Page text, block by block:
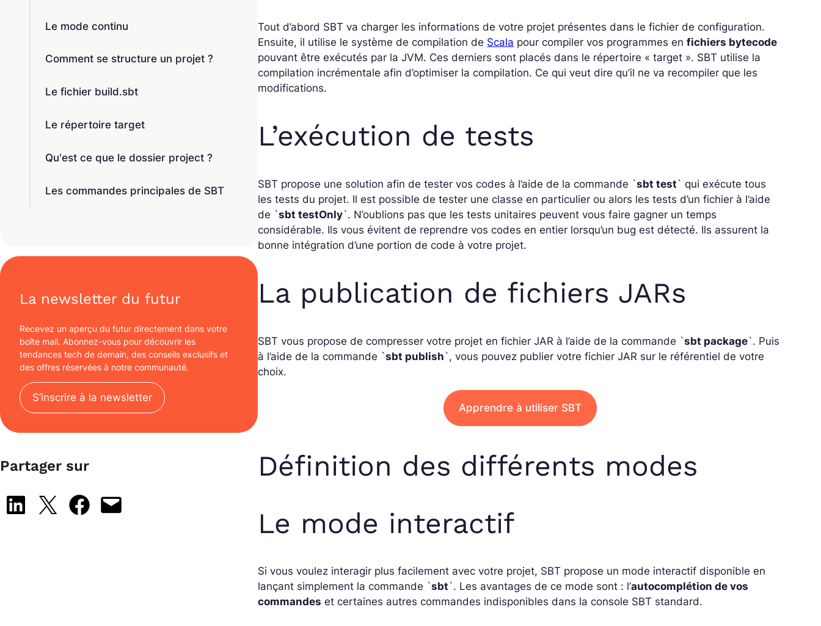
Le mode continu
Comment se structure un projet ?
Le fichier build.sbt
Le répertoire target
Qu'est ce que le dossier project ?
Les commandes principales de SBT
La newsletter du futur
Recevez un aperçu du futur directement dans votre
boîte mail. Abonnez-vous pour découvrir les
tendances tech de demain, des conseils exclusifs et
des offres réservées à notre communauté.
S’inscrire à la newsletter
Partager sur
Share on LinkedIn
Share on X Share on Facebook
Email this Page
Tout d’abord SBT va charger les informations de votre projet présentes dans le fichier de configuration.
Ensuite, il utilise le système de compilation de Scala pour compiler vos programmes enfichiers bytecode
pouvant être exécutés par la JVM. Ces derniers sont placés dans le répertoire « target ». SBT utilise la
compilation incrémentale afin d’optimiser la compilation. Ce qui veut dire qu’il ne va recompiler que les
modifications.
L’exécution de tests
SBT propose une solution afin de tester vos codes à l’aide de la commande `sbt test ` qui exécute tous
les tests du projet. Il est possible de tester une classe en particulier ou alors les tests d’un fichier à l’aide
de `sbt testOnly`. N’oublions pas que les tests unitaires peuvent vous faire gagner un temps
considérable. Ils vous évitent de reprendre vos codes en entier lorsqu’un bug est détecté. Ils assurent la
bonne intégration d’une portion de code à votre projet.
La publication de fichiers JARs
SBT vous propose de compresser votre projet en fichier JAR à l’aide de la commande `sbt package`. Puis
à l’aide de la commande `sbt publish `, vous pouvez publier votre fichier JAR sur le référentiel de votre
choix.
Apprendre à utiliser SBT
Définition des différents modes
Le mode interactif
Si vous voulez interagir plus facilement avec votre projet, SBT propose un mode interactif disponible en
lançant simplement la commande `sbt `. Les avantages de ce mode sont : l’autocomplétion de vos
commandes et certaines autres commandes indisponibles dans la console SBT standard.